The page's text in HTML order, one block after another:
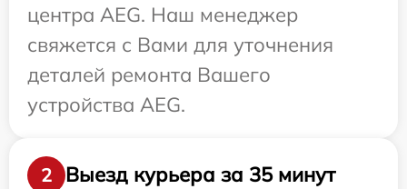
центра AEG. Наш менеджер
свяжется с Вами для уточнения
деталей ремонта Вашего
устройства AEG.
2
Выезд курьера за 35 минут